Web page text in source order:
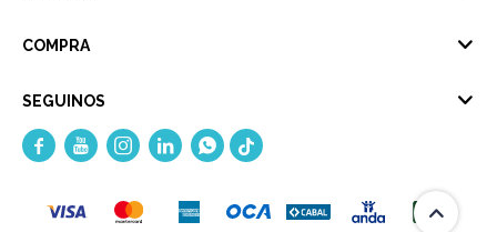
COMPRA
SEGUINOS
    